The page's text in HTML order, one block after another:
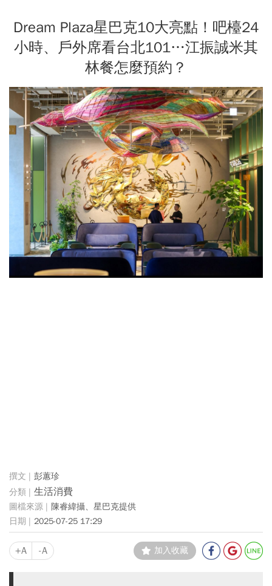
Dream Plaza星巴克10大亮點！吧檯24
小時、戶外席看台北101…江振誠米其
林餐怎麼預約？
彭蕙珍
生活消費
陳睿緯攝、星巴克提供
2025-07-25 17:29
+A -A 加入收藏